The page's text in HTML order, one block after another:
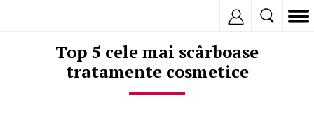
Top 5 cele mai scârboase
tratamente cosmetice